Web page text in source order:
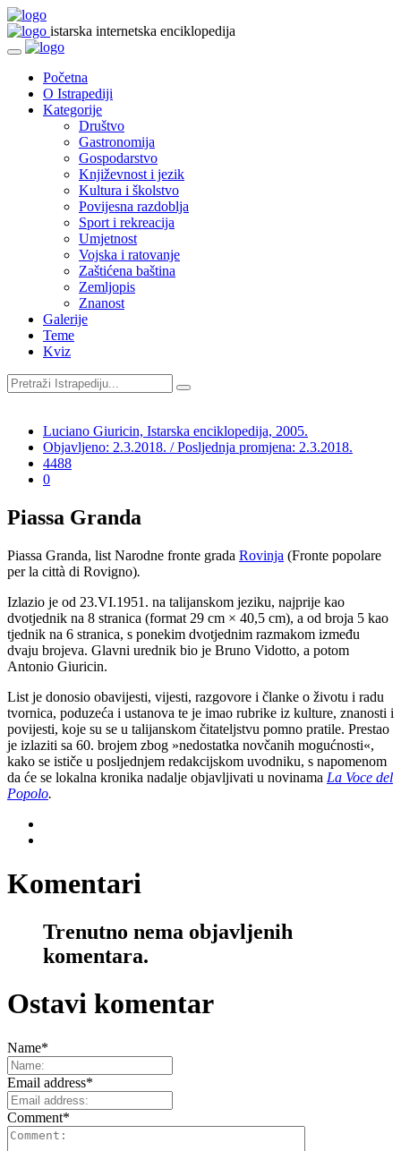
istarska internetska enciklopedija
Početna
O Istrapediji
Kategorije
Društvo
Gastronomija
Gospodarstvo
Književnost i jezik
Kultura i školstvo
Povijesna razdoblja
Sport i rekreacija
Umjetnost
Vojska i ratovanje
Zaštićena baština
Zemljopis
Znanost
Galerije
Teme
Kviz
Luciano Giuricin, Istarska enciklopedija, 2005.
Objavljeno: 2.3.2018. / Posljednja promjena: 2.3.2018.
4488
0
Piassa Granda
Piassa Granda, list Narodne fronte grada Rovinja (Fronte popolare
per la città di Rovigno).
Izlazio je od 23.VI.1951. na talijanskom jeziku, najprije kao
dvotjednik na 8 stranica (format 29 cm × 40,5 cm), a od broja 5 kao
tjednik na 6 stranica, s ponekim dvotjednim razmakom između
dvaju brojeva. Glavni urednik bio je Bruno Vidotto, a potom
Antonio Giuricin.
List je donosio obavijesti, vijesti, razgovore i članke o životu i radu
tvornica, poduzeća i ustanova te je imao rubrike iz kulture, znanosti i
povijesti, koje su se u talijanskom čitateljstvu pomno pratile. Prestao
je izlaziti sa 60. brojem zbog »nedostatka novčanih mogućnosti«,
kako se ističe u posljednjem redakcijskom uvodniku, s napomenom
da će se lokalna kronika nadalje objavljivati u novinama La Voce del
Popolo.
Komentari
Trenutno nema objavljenih
komentara.
Ostavi komentar
Name*
Email address*
Comment*